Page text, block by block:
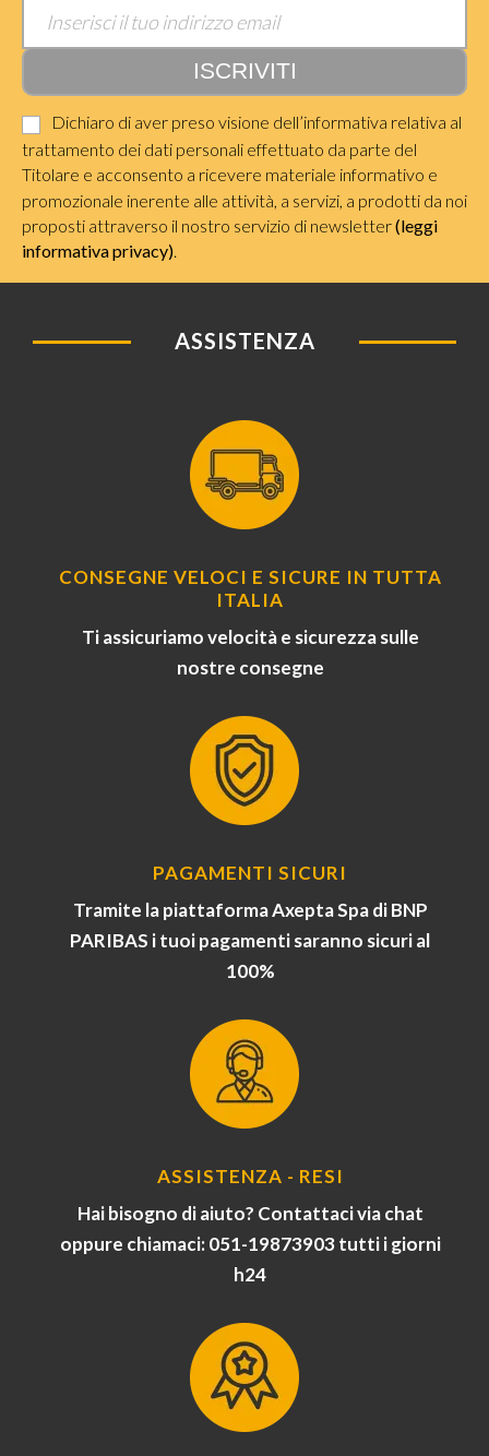
Dichiaro di aver preso visione dell’informativa relativa al
trattamento dei dati personali effettuato da parte del
Titolare e acconsento a ricevere materiale informativo e
promozionale inerente alle attività, a servizi, a prodotti da noi
proposti attraverso il nostro servizio di newsletter(leggi
informativa privacy).
ASSISTENZA
CONSEGNE VELOCI E SICURE IN TUTTA
ITALIA
Ti assicuriamo velocità e sicurezza sulle
nostre consegne
PAGAMENTI SICURI
Tramite la piattaforma Axepta Spa di BNP
PARIBAS i tuoi pagamenti saranno sicuri al
100%
ASSISTENZA - RESI
Hai bisogno di aiuto? Contattaci via chat
oppure chiamaci: 051-19873903 tutti i giorni
h24